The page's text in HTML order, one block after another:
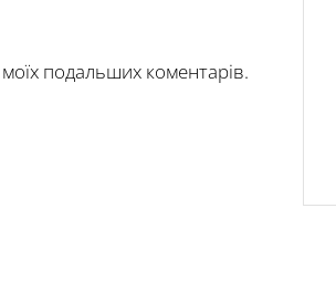
подальших коментарів.